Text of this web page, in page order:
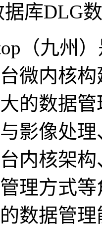
据库DLG
（九州
微内核
的数据
影像处
内核架
理方式等
数据管理